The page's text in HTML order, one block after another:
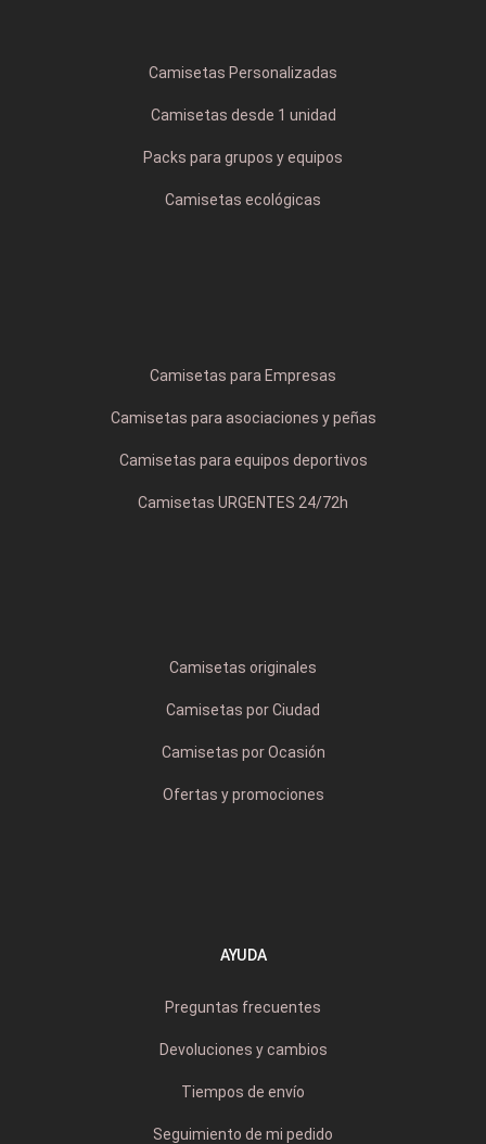
Camisetas Personalizadas
Camisetas desde 1 unidad
Packs para grupos y equipos
Camisetas ecológicas
Camisetas para Empresas
Camisetas para asociaciones y peñas
Camisetas para equipos deportivos
Camisetas URGENTES 24/72h
Camisetas originales
Camisetas por Ciudad
Camisetas por Ocasión
Ofertas y promociones
AYUDA
Preguntas frecuentes
Devoluciones y cambios
Tiempos de envío
Seguimiento de mi pedido